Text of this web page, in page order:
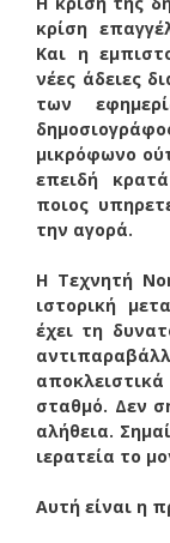
κρίση
Και η
νέες άδειες
των
μικρόφωνο
επειδή
ποιος
την αγορά.
Η Τεχνητή
ιστορική
έχει τη
σταθμό. Δεν
αλήθεια.
ιερατεία το
Αυτή είναι η